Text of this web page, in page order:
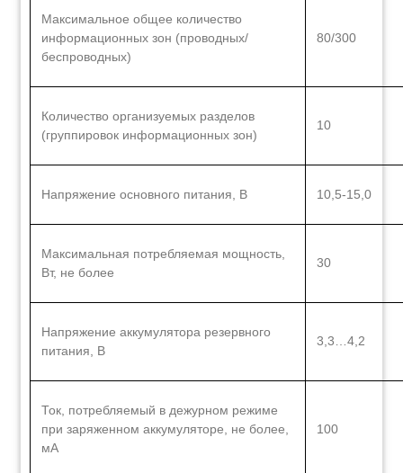
Максимальное общее количество
информационных зон (проводных/
беспроводных)
80/300
Количество организуемых разделов
(группировок информационных зон)
10
Напряжение основного питания, В 10,5-15,0
Максимальная потребляемая мощность,
Вт, не более
30
Напряжение аккумулятора резервного
питания, В
3,3…4,2
Ток, потребляемый в дежурном режиме
при заряженном аккумуляторе, не более,
мА
100